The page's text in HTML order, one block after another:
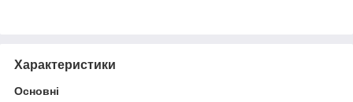
Характеристики
Основні